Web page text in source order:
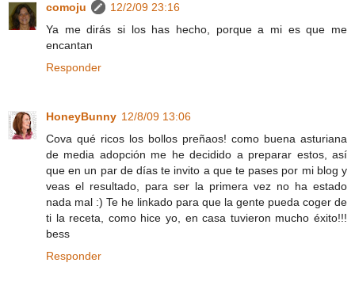
comoju
12/2/09 23:16
Ya me dirás si los has hecho, porque a mi es que me
encantan
Responder
HoneyBunny 12/8/09 13:06
Cova qué ricos los bollos preñaos! como buena asturiana
de media adopción me he decidido a preparar estos, así
que en un par de días te invito a que te pases por mi blog y
veas el resultado, para ser la primera vez no ha estado
nada mal :) Te he linkado para que la gente pueda coger de
ti la receta, como hice yo, en casa tuvieron mucho éxito!!!
bess
Responder